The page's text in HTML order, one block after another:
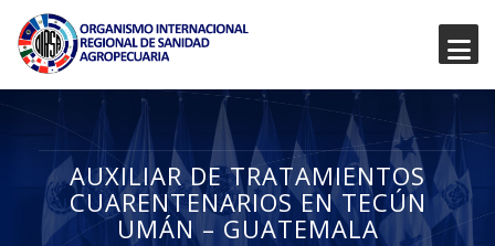
AUXILIAR DE TRATAMIENTOS
CUARENTENARIOS EN TECÚN
UMÁN – GUATEMALA